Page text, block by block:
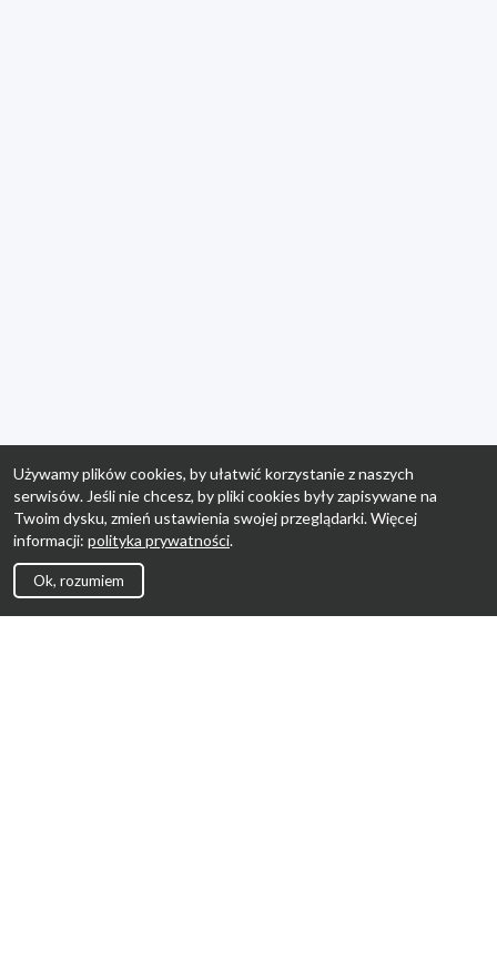
Używamy plików cookies, by ułatwić korzystanie z naszych
serwisów. Jeśli nie chcesz, by pliki cookies były zapisywane na
Twoim dysku, zmień ustawienia swojej przeglądarki. Więcej
informacji: polityka prywatności.
Ok, rozumiem